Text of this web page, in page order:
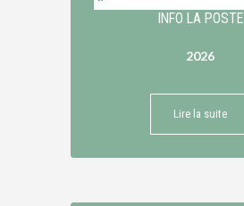
INFO LA POSTE
2026
Lire la suite